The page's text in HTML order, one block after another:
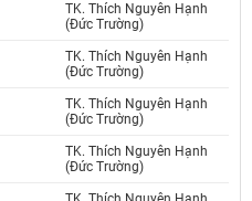
TK. Thích Nguyên Hạnh
(Đức Trường)
TK. Thích Nguyên Hạnh
(Đức Trường)
TK. Thích Nguyên Hạnh
(Đức Trường)
TK. Thích Nguyên Hạnh
(Đức Trường)